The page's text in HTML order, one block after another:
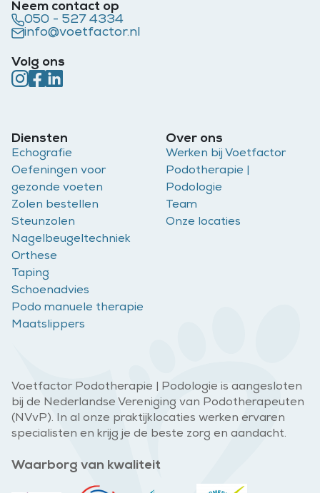
Voetfactor Podotherapie | Podologie is aangesloten
bij de Nederlandse Vereniging van Podotherapeuten
(NVvP). In al onze praktijklocaties werken ervaren
specialisten en krijg je de beste zorg en aandacht.
Waarborg van kwaliteit
Neem contact op
050 - 527 4334
info@voetfactor.nl
Volg ons
Diensten
Echografie
Oefeningen voor
gezonde voeten
Zolen bestellen
Steunzolen
Nagelbeugeltechniek
Orthese
Taping
Schoenadvies
Podo manuele therapie
Maatslippers
Over ons
Werken bij Voetfactor
Podotherapie |
Podologie
Team
Onze locaties